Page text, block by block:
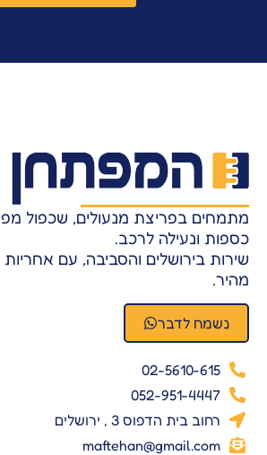
מתמחים בפריצת מנעולים, שכפול
כספות ונעילה לרכב.
שירות בירושלים והסביבה, עם
מהיר.
נשמח לדבר
02-5610-615
052-951-4447
רחוב בית הדפוס 3 , ירושלים
maftehan@gmail.com